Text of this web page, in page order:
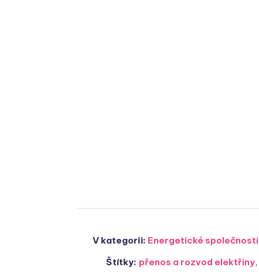
V kategorii: Energetické společnosti
Štítky: přenos a rozvod elektřiny,